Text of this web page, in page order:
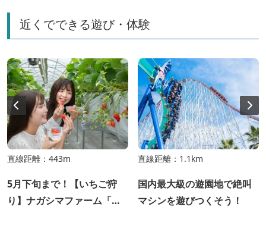
近くでできる遊び・体験
直線距離：443m
5月下旬まで！【いちご狩
り】ナガシマファーム「い
直線距離：1.1km
国内最大級の遊園地で絶叫
マシンを遊びつくそう！